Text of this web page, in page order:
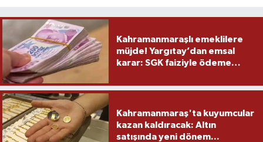
Kahramanmaraşlı emeklilere
müjde! Yargıtay’dan emsal
karar: SGK faiziyle ödeme
Kahramanmaraş'ta kuyumcular
kazan kaldıracak: Altın
satışında yeni dönem...